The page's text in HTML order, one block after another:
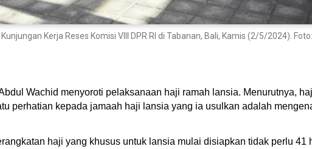
Kerja Reses Komisi VIII DPR RI di Tabanan, Bali, Kamis (2/5/2024).
Wachid menyoroti pelaksanaan haji ramah lansia. Menurutnya,
perhatian kepada jamaah haji lansia yang ia usulkan adalah
haji yang khusus untuk lansia mulai disiapkan tidak perlu 41